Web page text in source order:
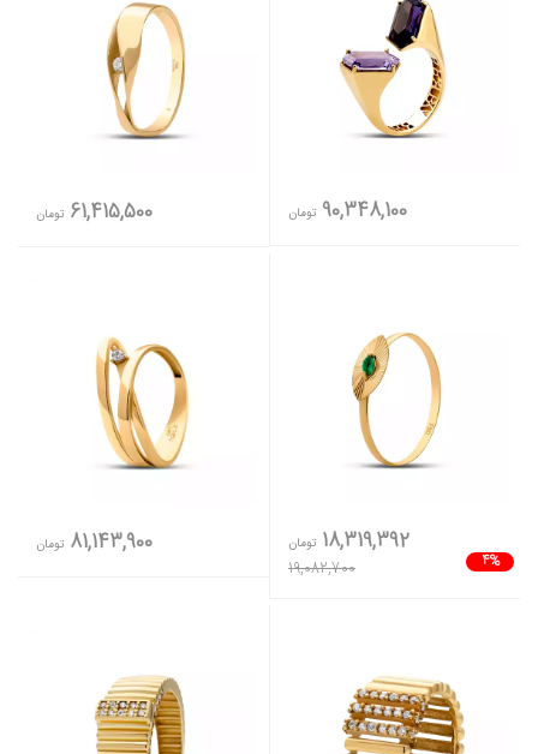
90,348,100 تومان 61,415,500 تومان
4%
18,319,392 تومان
19,082,700
81,143,900 تومان